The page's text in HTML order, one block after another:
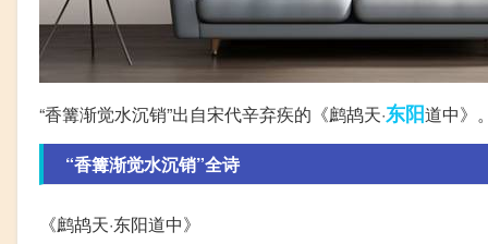
“香篝渐觉水沉销”出自宋代辛弃疾的《鹧鸪天·东阳道中》
“香篝渐觉水沉销”全诗
《鹧鸪天·东阳道中》